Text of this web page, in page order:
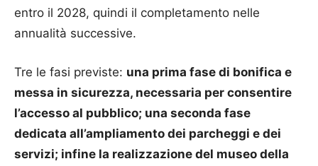
entro il 2028, quindi il completamento nelle
annualità successive.
Tre le fasi previste: una prima fase di bonifica e
messa in sicurezza, necessaria per consentire
l’accesso al pubblico; una seconda fase
dedicata all’ampliamento dei parcheggi e dei
servizi; infine la realizzazione del museo della